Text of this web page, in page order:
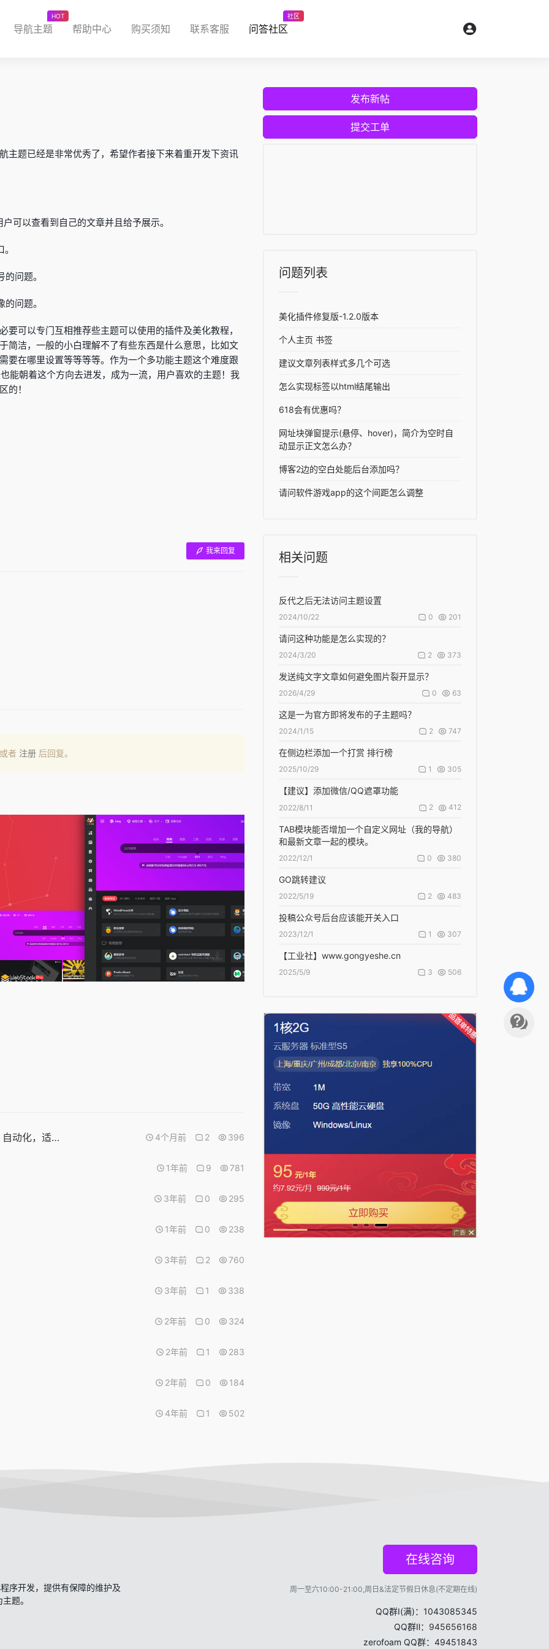
导航主题
HOT
帮助中心 购买须知 联系客服 问答社区
社区
主题已经是非常优秀了，希望作者接下来着重开发下资讯
可以查看到自己的文章并且给予展示。
问题。
问题。
可以专门互相推荐些主题可以使用的插件及美化教程，
简洁，一般的小白理解不了有些东西是什么意思，比如文
要在哪里设置等等等等。作为一个多功能主题这个难度跟
能朝着这个方向去进发，成为一流，用户喜欢的主题！我
的！
我来回复
者 注册 后回复。
OpenClaw + WordPress_OneNav主题网站 AI 自动化，适配 REST API 插件版本更新报告 4个月前 2 396
1年前 9 781
3年前 0 295
1年前 0 238
3年前 2 760
3年前 1 338
2年前 0 324
2年前 1 283
2年前 0 184
4年前 1 502
发布新帖
提交工单
问题列表
美化插件修复版-1.2.0版本
个人主页 书签
建议文章列表样式多几个可选
怎么实现标签以html结尾输出
618会有优惠吗？
网址块弹窗提示(悬停、hover)，简介为空时自
动显示正文怎么办？
博客2边的空白处能后台添加吗？
请问软件游戏app的这个间距怎么调整
相关问题
反代之后无法访问主题设置
2024/10/22 0 201
请问这种功能是怎么实现的？
2024/3/20 2 373
发送纯文字文章如何避免图片裂开显示？
2026/4/29 0 63
这是一为官方即将发布的子主题吗？
2024/1/15 2 747
在侧边栏添加一个打赏 排行榜
2025/10/29 1 305
【建议】添加微信/QQ遮罩功能
2022/8/11 2 412
TAB模块能否增加一个自定义网址（我的导航）
和最新文章一起的模块。
2022/12/1 0 380
GO跳转建议
2022/5/19 2 483
投稿公众号后台应该能开关入口
2023/12/1 1 307
【工业社】www.gongyeshe.cn
2025/5/9 3 506
序开发，提供有保障的维护及
题。
在线咨询
周一至六10:00-21:00,周日&法定节假日休息(不定期在线)
QQ群Ⅰ(满)：1043085345
QQ群Ⅱ： 945656168
zerofoam QQ群：49451843